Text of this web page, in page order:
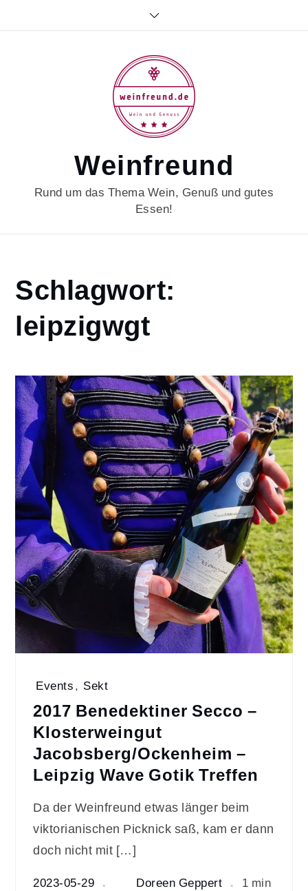
Weinfreund
Rund um das Thema Wein, Genuß und gutes
Essen!
Home
leipzigwgt
Schlagwort:
leipzigwgt
Events, Sekt
2017 Benedektiner Secco –
Klosterweingut
Jacobsberg/Ockenheim –
Leipzig Wave Gotik Treffen
Da der Weinfreund etwas länger beim
viktorianischen Picknick saß, kam er dann
doch nicht mit […]
2023-05-29 Doreen Geppert
1 min